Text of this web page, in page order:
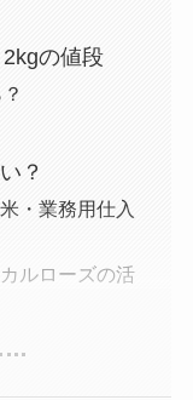
の値段
？
・業務用仕入
ルローズの活